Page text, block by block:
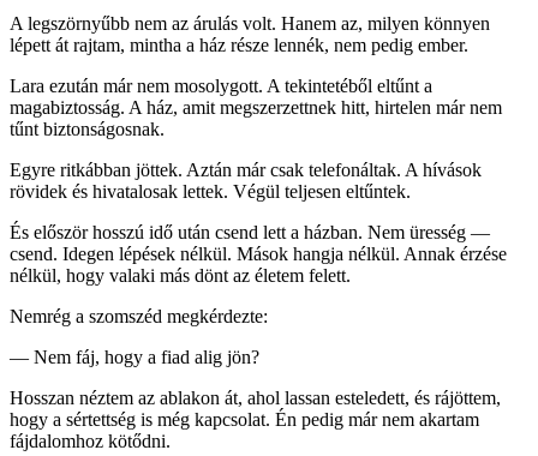
A legszörnyűbb nem az árulás volt. Hanem az, milyen könnyen
lépett át rajtam, mintha a ház része lennék, nem pedig ember.
Lara ezután már nem mosolygott. A tekintetéből eltűnt a
magabiztosság. A ház, amit megszerzettnek hitt, hirtelen már nem
tűnt biztonságosnak.
Egyre ritkábban jöttek. Aztán már csak telefonáltak. A hívások
rövidek és hivatalosak lettek. Végül teljesen eltűntek.
És először hosszú idő után csend lett a házban. Nem üresség —
csend. Idegen lépések nélkül. Mások hangja nélkül. Annak érzése
nélkül, hogy valaki más dönt az életem felett.
Nemrég a szomszéd megkérdezte:
— Nem fáj, hogy a fiad alig jön?
Hosszan néztem az ablakon át, ahol lassan esteledett, és rájöttem,
hogy a sértettség is még kapcsolat. Én pedig már nem akartam
fájdalomhoz kötődni.